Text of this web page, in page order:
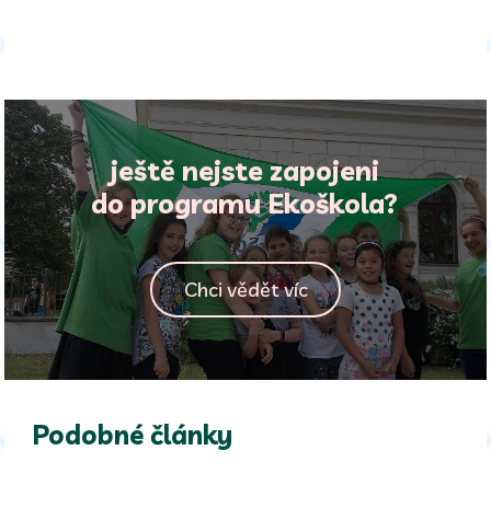
ještě nejste zapojeni
do programu Ekoškola?
Chci vědět víc
Podobné články